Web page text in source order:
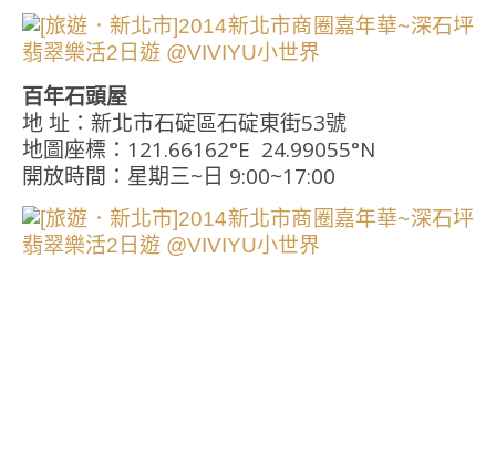
百年石頭屋
地 址：新北市石碇區石碇東街53號
地圖座標：121.66162°E 24.99055°N
開放時間：星期三~日 9:00~17:00